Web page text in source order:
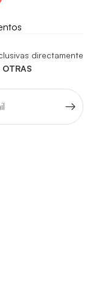
directamente